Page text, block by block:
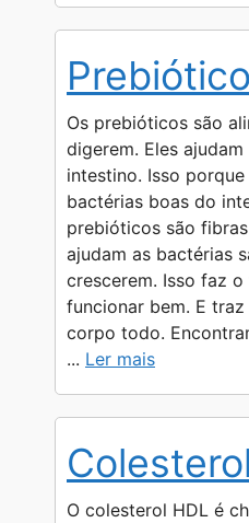
Os prebióticos são
digerem. Eles
intestino. Isso
bactérias boas do
prebióticos são
ajudam as bactérias
crescerem. Isso faz
funcionar bem. E
corpo todo.
... Ler mais
O colesterol HDL é